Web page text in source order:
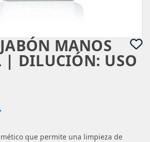
MANOS
| DILUCIÓN: USO
que permite una limpieza de